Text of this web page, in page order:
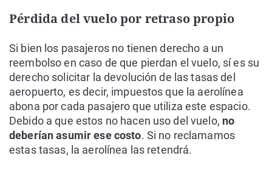
Pérdida del vuelo por retraso propio
Si bien los pasajeros no tienen derecho a un
reembolso en caso de que pierdan el vuelo, sí es su
derecho solicitar la devolución de las tasas del
aeropuerto, es decir, impuestos que la aerolínea
abona por cada pasajero que utiliza este espacio.
Debido a que estos no hacen uso del vuelo, no
deberían asumir ese costo. Si no reclamamos
estas tasas, la aerolínea las retendrá.